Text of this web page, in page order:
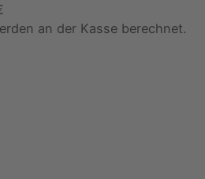
an der Kasse berechnet.